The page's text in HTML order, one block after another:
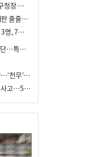
강서구 기간제노동자 사망, 전임 부구청장 檢 송치
중대재해법 위헌제청 파장…관련 재판 줄줄이 브레이크
한화에어로 폭발사고 희생자 5명 중 3명, 7일 영면
한화에어로스페이스, 4·5일 공정중단…특별 안전점검
한화에어로 대전공장 생산 일부중단…‘천무’ 수출 비상
한화에어로스페이스 대전공장 폭발 사고…5명 사망·2명 부상(종합)